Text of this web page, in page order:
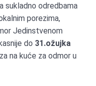
sukladno odredbama
porezima,
Jedinstvenom
do 31.ožujka
na kuće za odmor u